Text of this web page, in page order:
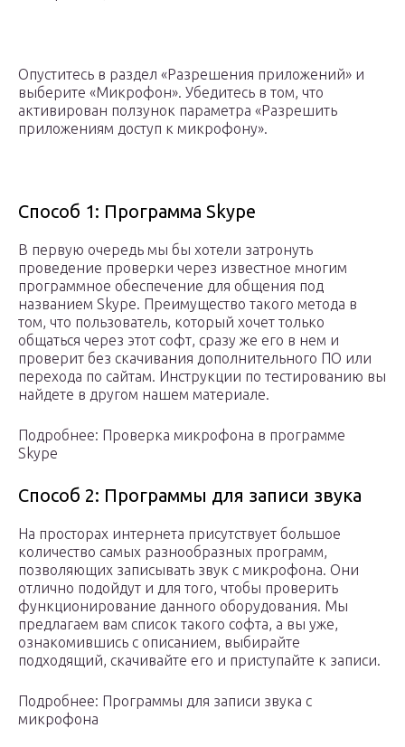
Опуститесь в раздел «Разрешения приложений» и
выберите «Микрофон». Убедитесь в том, что
активирован ползунок параметра «Разрешить
приложениям доступ к микрофону».
Способ 1: Программа Skype
В первую очередь мы бы хотели затронуть
проведение проверки через известное многим
программное обеспечение для общения под
названием Skype. Преимущество такого метода в
том, что пользователь, который хочет только
общаться через этот софт, сразу же его в нем и
проверит без скачивания дополнительного ПО или
перехода по сайтам. Инструкции по тестированию вы
найдете в другом нашем материале.
Подробнее: Проверка микрофона в программе
Skype
Способ 2: Программы для записи звука
На просторах интернета присутствует большое
количество самых разнообразных программ,
позволяющих записывать звук с микрофона. Они
отлично подойдут и для того, чтобы проверить
функционирование данного оборудования. Мы
предлагаем вам список такого софта, а вы уже,
ознакомившись с описанием, выбирайте
подходящий, скачивайте его и приступайте к записи.
Подробнее: Программы для записи звука с
микрофона